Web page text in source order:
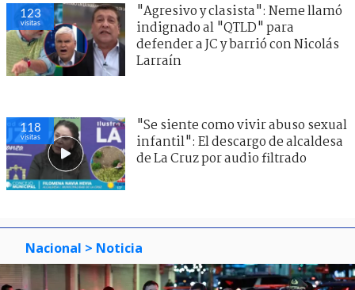
123
visitas
"Agresivo y clasista": Neme llamó
indignado al "QTLD" para
defender a JC y barrió con Nicolás
Larraín
118
visitas
"Se siente como vivir abuso sexual
infantil": El descargo de alcaldesa
de La Cruz por audio filtrado
Nacional > Noticia